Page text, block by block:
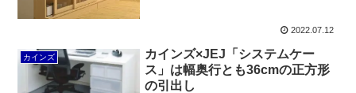
2022.07.12
カインズ
カインズ×JEJ「システムケー
ス」は幅奥行とも36cmの正方形
の引出し